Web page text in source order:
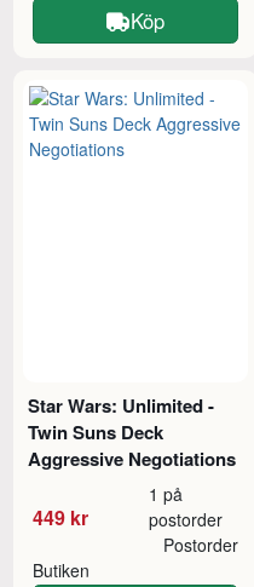
Köp
Star Wars: Unlimited -
Twin Suns Deck
Aggressive Negotiations
449 kr
1 på
postorder
Butiken
Postorder